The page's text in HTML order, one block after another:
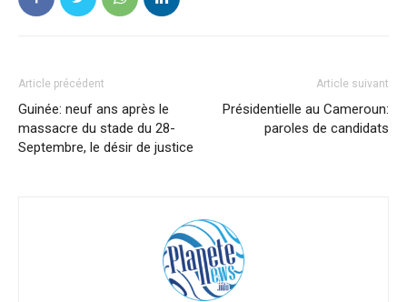
Article précédent
Guinée: neuf ans après le
massacre du stade du 28-
Septembre, le désir de justice
Article suivant
Présidentielle au Cameroun:
paroles de candidats